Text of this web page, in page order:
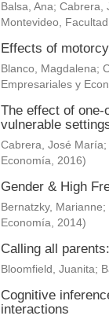
Balsa, Ana; Cabrera,
Montevideo,
Effects of
Blanco, Magdalena;
Empresariales y
The effect of
vulnerable
Cabrera, José María;
Economía, 2016)
Gender & High
Bernatzky, Marianne;
Economía, 2014)
Calling all
Bloomfield, Juanita;
Cognitive
interactions